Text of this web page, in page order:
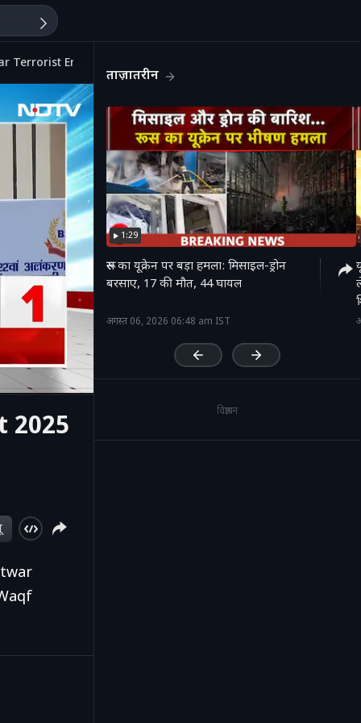
Terrorist Encounter |Trump On Harvard
2025
ताज़ातरीन
1:29
रूस का यूक्रेन पर बड़ा हमला: मिसाइल-ड्रोन
बरसाए, 17 की मौत, 44 घायल
अगस्त 06, 2026 06:48 am IST
विज्ञापन